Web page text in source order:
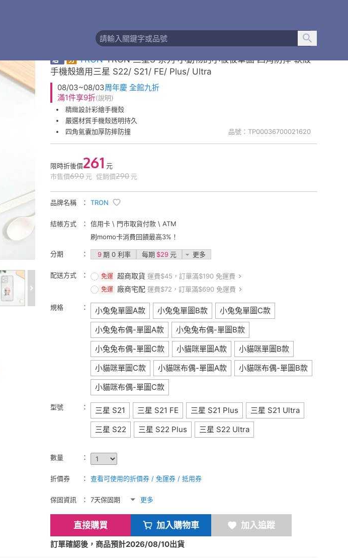
精緻彩繪手機殼
券 TRON TRON 三星S 系列 小動物的小被被單圖 四角防摔 軟殼
手機殼適用三星 S22/ S21/ FE/ Plus/ Ultra
08/03~08/03周年慶 全館九折
滿1件享9折(說明)
品號：TP00036700021620
精緻設計彩繪手機殼
嚴選材質手機殼透明持久
四角氣囊加厚防摔防撞
限時折後價261 元
市售價690 元 促銷價290 元
品牌名稱 TRON
結帳方式
信用卡 \ 門市取貨付款 \ ATM
刷momo卡消費回饋最高3%！
分期 9期 0 利率 每期 $29元 更多
配送方式 免運 超商取貨 運費$45，訂單滿$190 免運費
免運 廠商宅配 運費$72，訂單滿$690 免運費
規格 小兔兔單圖A款 小兔兔單圖B款
小兔兔單圖C款
小兔兔布偶-單圖A款
小兔兔布偶-單圖B款
小兔兔布偶-單圖C款
小貓咪單圖A款
小貓咪單圖B款
小貓咪單圖C款
小貓咪布偶-單圖A款
小貓咪布偶-單圖B款
小貓咪布偶-單圖C款
型號 三星 S21 三星 S21 FE 三星 S21 Plus
三星 S21 Ultra
三星 S22
三星 S22 Plus 三星 S22 Ultra
數量
折價券 查看可使用的折價券 / 免運券 / 抵用券
保固資訊 7天保固期 更多
直接購買 加入購物車 加入追蹤
訂單確認後，商品預計2026/08/10出貨